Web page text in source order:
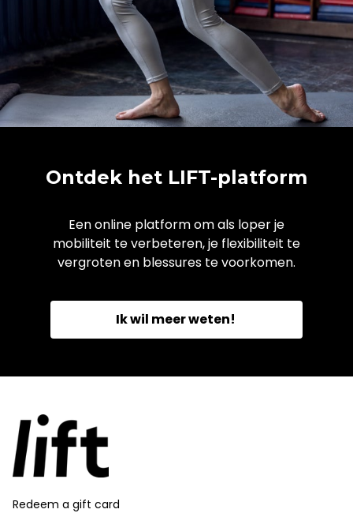
Ontdek het LIFT-platform
Een online platform om als loper je
mobiliteit te verbeteren, je flexibiliteit te
vergroten en blessures te voorkomen.
Ik wil meer weten!
Redeem a gift card